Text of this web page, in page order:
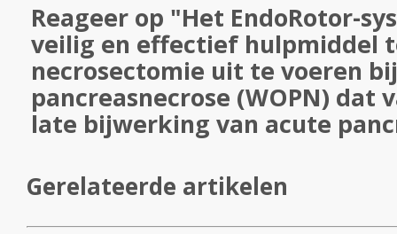
Reageer op "Het EndoRotor-
veilig en effectief hulpmiddel
necrosectomie uit te voeren
pancreasnecrose (WOPN) dat
late bijwerking van acute
Gerelateerde artikelen